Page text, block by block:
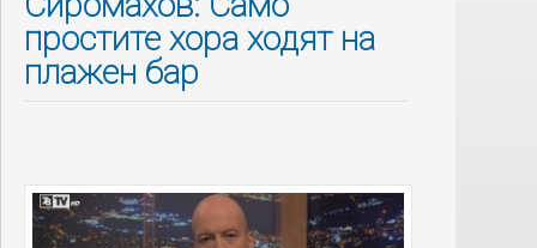
простите хора ходят на
плажен бар